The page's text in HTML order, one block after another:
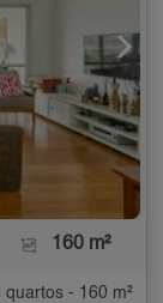
160 m²
- 160 m²